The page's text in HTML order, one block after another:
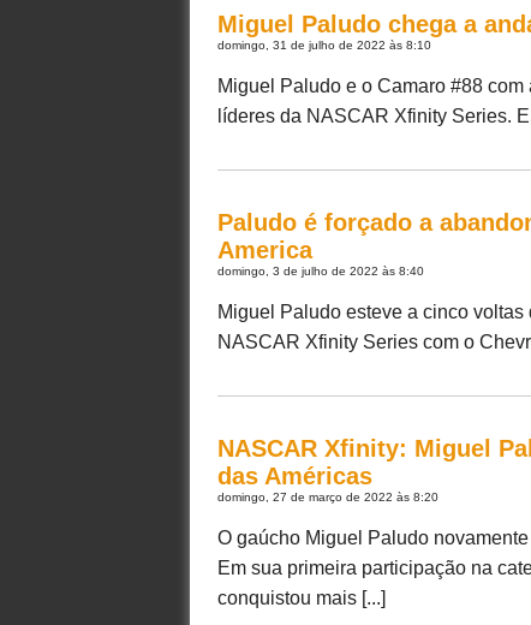
Miguel Paludo chega a
domingo, 31 de julho de 2022 às 8:10
Miguel Paludo e o Camaro #88
líderes da NASCAR Xfinity Series.
Paludo é forçado a
America
domingo, 3 de julho de 2022 às 8:40
Miguel Paludo esteve a cinco
NASCAR Xfinity Series com o
NASCAR Xfinity: Miguel
das Américas
domingo, 27 de março de 2022 às 8:20
O gaúcho Miguel Paludo
Em sua primeira participação na
conquistou mais [...]